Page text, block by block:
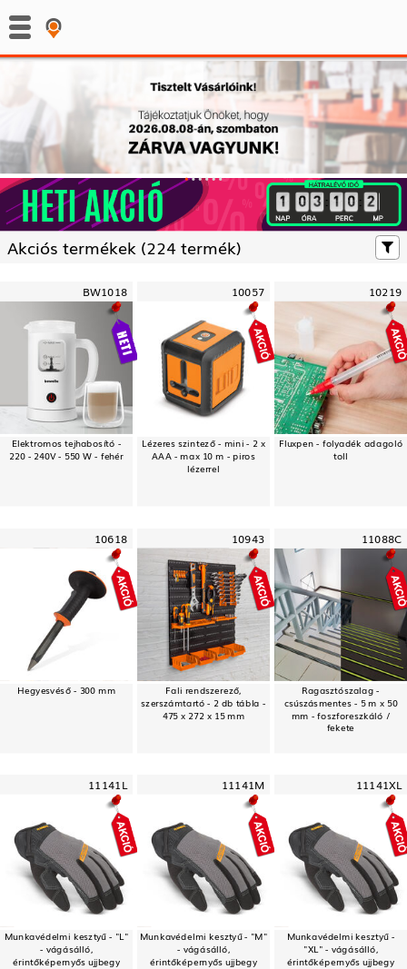
: :
Akciós termékek (224 termék)
BW1018
Elektromos tejhabosító -
220 - 240V - 550 W - fehér
10057
Lézeres szintező - mini - 2 x
AAA - max 10 m - piros
lézerrel
10219
Fluxpen - folyadék adagoló
toll
10618
Hegyesvéső - 300 mm
10943
Fali rendszerező,
szerszámtartó - 2 db tábla -
475 x 272 x 15 mm
11088C
Ragasztószalag -
csúszásmentes - 5 m x 50
mm - foszforeszkáló /
fekete
11141L
Munkavédelmi kesztyű - "L"
- vágásálló,
érintőképernyős ujjbegy
11141M
Munkavédelmi kesztyű - "M"
- vágásálló,
érintőképernyős ujjbegy
11141XL
Munkavédelmi kesztyű -
"XL" - vágásálló,
érintőképernyős ujjbegy